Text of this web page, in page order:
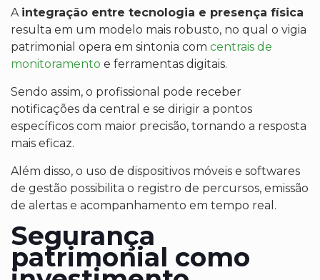
A integração entre tecnologia e presença física
resulta em um modelo mais robusto, no qual o vigia
patrimonial opera em sintonia com centrais de
monitoramento e ferramentas digitais.
Sendo assim, o profissional pode receber
notificações da central e se dirigir a pontos
específicos com maior precisão, tornando a resposta
mais eficaz.
Além disso, o uso de dispositivos móveis e softwares
de gestão possibilita o registro de percursos, emissão
de alertas e acompanhamento em tempo real.
Segurança
patrimonial como